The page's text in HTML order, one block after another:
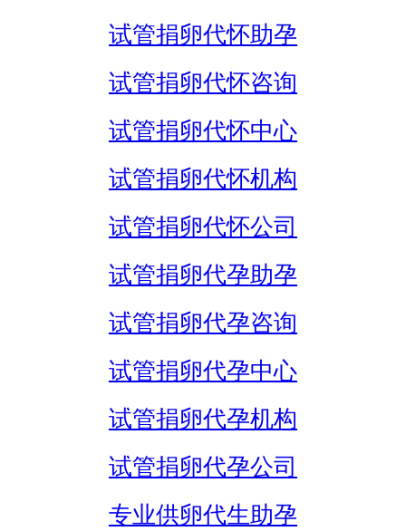
试管捐卵代怀助孕
试管捐卵代怀咨询
试管捐卵代怀中心
试管捐卵代怀机构
试管捐卵代怀公司
试管捐卵代孕助孕
试管捐卵代孕咨询
试管捐卵代孕中心
试管捐卵代孕机构
试管捐卵代孕公司
专业供卵代生助孕